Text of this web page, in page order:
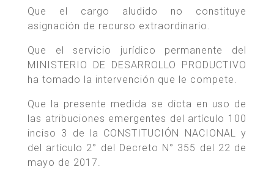
Que el cargo aludido no constituye
asignación de recurso extraordinario.
Que el servicio jurídico permanente del
MINISTERIO DE DESARROLLO PRODUCTIVO
ha tomado la intervención que le compete.
Que la presente medida se dicta en uso de
las atribuciones emergentes del artículo 100
inciso 3 de la CONSTITUCIÓN NACIONAL y
del artículo 2° del Decreto N° 355 del 22 de
mayo de 2017.